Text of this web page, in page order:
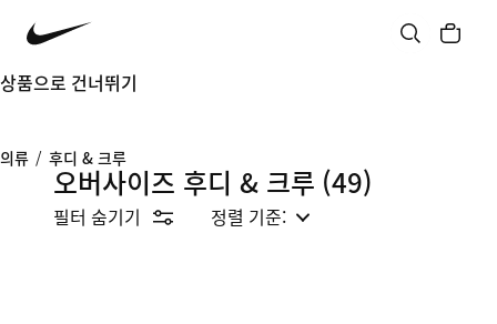
상품으로 건너뛰기
의류 / 후디 & 크루
오버사이즈 후디 & 크루 (49)
필터 숨기기 정렬 기준: